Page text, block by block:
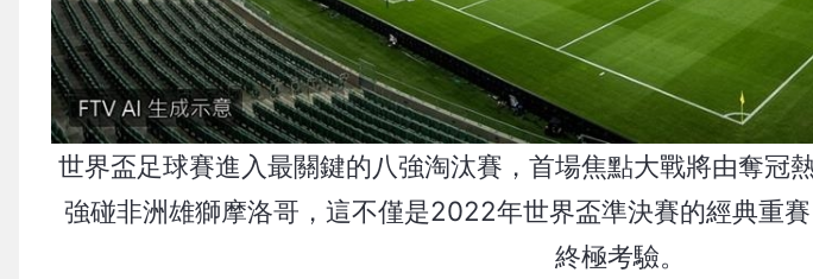
世界盃足球賽進入最關鍵的八強淘汰賽，首場焦點大戰將由奪冠
強碰非洲雄獅摩洛哥，這不僅是2022年世界盃準決賽的經典重
終極考驗。